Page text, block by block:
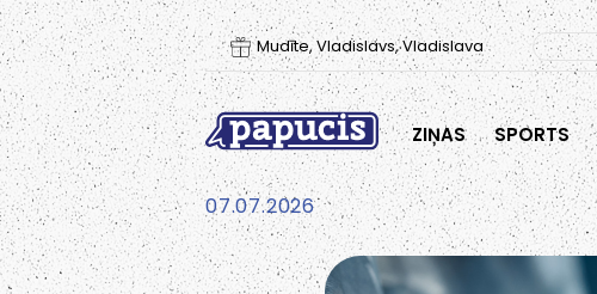
Mudīte, Vladislavs, Vladislava
ZIŅAS SPORTS
07.07.2026